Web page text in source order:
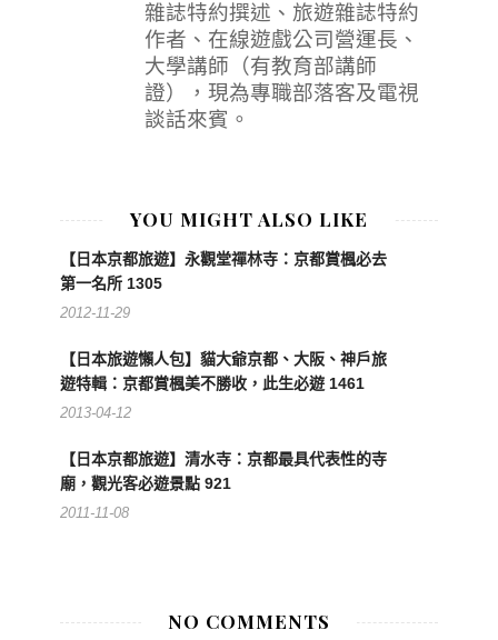
雜誌特約撰述、旅遊雜誌特約
作者、在線遊戲公司營運長、
大學講師（有教育部講師
證），現為專職部落客及電視
談話來賓。
YOU MIGHT ALSO LIKE
【日本京都旅遊】永觀堂禪林寺：京都賞楓必去
第一名所 1305
2012-11-29
【日本旅遊懶人包】貓大爺京都、大阪、神戶旅
遊特輯：京都賞楓美不勝收，此生必遊 1461
2013-04-12
【日本京都旅遊】清水寺：京都最具代表性的寺
廟，觀光客必遊景點 921
2011-11-08
NO COMMENTS